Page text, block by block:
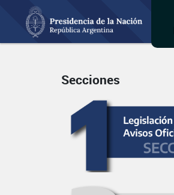
Secciones